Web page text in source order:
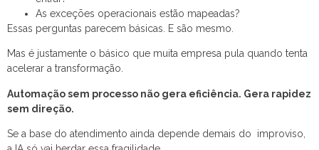
As exceções operacionais estão mapeadas?
Essas perguntas parecem básicas. E são mesmo.
Mas é justamente o básico que muita empresa pula quando tenta
acelerar a transformação.
Automação sem processo não gera eficiência. Gera rapidez
sem direção.
Se a base do atendimento ainda depende demais do improviso,